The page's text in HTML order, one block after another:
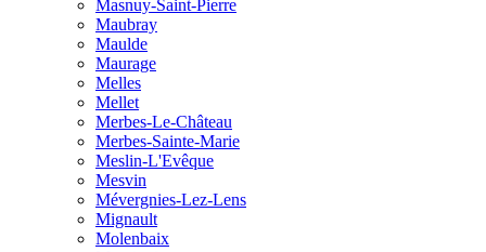
Masnuy-Saint-Pierre
Maubray
Maulde
Maurage
Melles
Mellet
Merbes-Le-Château
Merbes-Sainte-Marie
Meslin-L'Evêque
Mesvin
Mévergnies-Lez-Lens
Mignault
Molenbaix